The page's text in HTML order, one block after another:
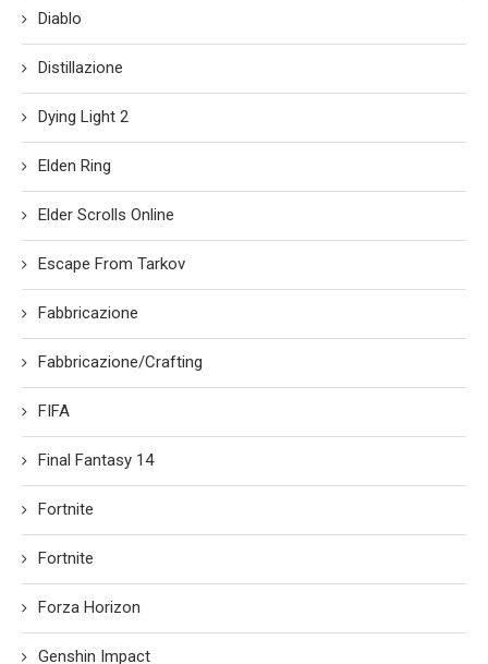
Diablo
Distillazione
Dying Light 2
Elden Ring
Elder Scrolls Online
Escape From Tarkov
Fabbricazione
Fabbricazione/Crafting
FIFA
Final Fantasy 14
Fortnite
Fortnite
Forza Horizon
Genshin Impact